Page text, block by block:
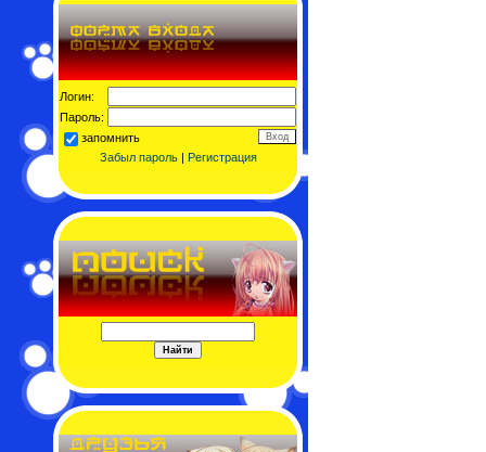
Логин:
Пароль:
запомнить
Забыл пароль| Регистрация